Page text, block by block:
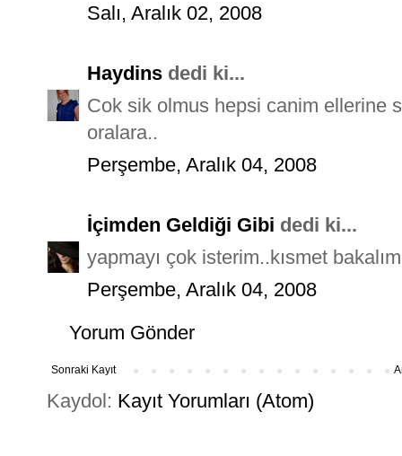
Salı, Aralık 02, 2008
Haydins dedi ki...
Cok sik olmus hepsi canim ellerine
oralara..
Perşembe, Aralık 04, 2008
İçimden Geldiği Gibi dedi ki...
yapmayı çok isterim..kısmet
Perşembe, Aralık 04, 2008
Yorum Gönder
Sonraki Kayıt
Kaydol: Kayıt Yorumları (Atom)